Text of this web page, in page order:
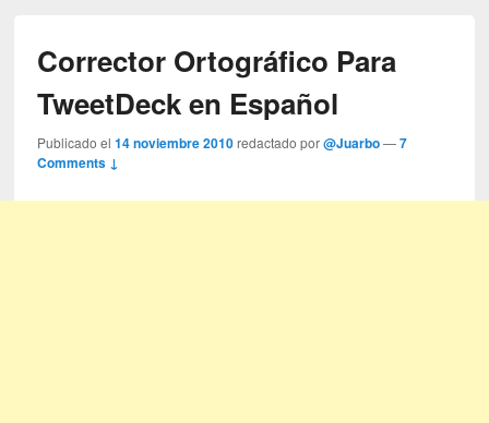
Corrector Ortográfico Para
TweetDeck en Español
Publicado el14 noviembre 2010 redactado por@Juarbo —7
Comments ↓